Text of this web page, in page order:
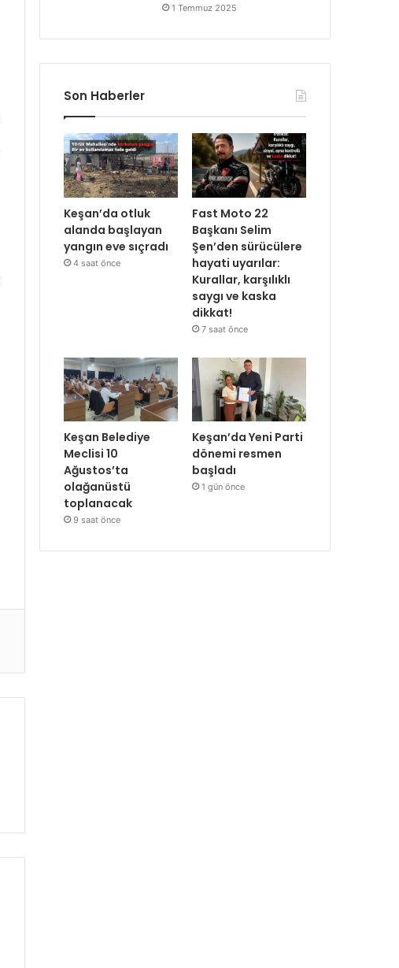
1 Temmuz 2025
Son Haberler
Keşan’da otluk
alanda başlayan
yangın eve sıçradı
4 saat önce
Fast Moto 22
Başkanı Selim
Şen’den sürücülere
hayati uyarılar:
Kurallar, karşılıklı
saygı ve kaska
dikkat!
7 saat önce
Keşan Belediye
Meclisi 10
Ağustos’ta
olağanüstü
toplanacak
9 saat önce
Keşan’da Yeni Parti
dönemi resmen
başladı
1 gün önce